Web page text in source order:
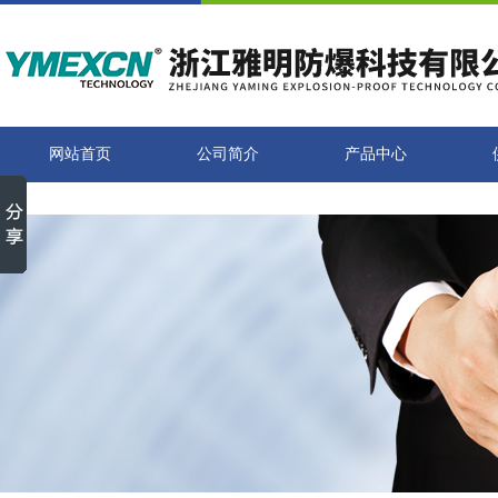
网站首页 公司简介 产品中心